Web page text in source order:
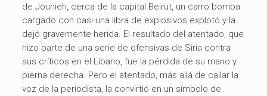
de Jounieh, cerca de la capital Beirut, un carro bomba
cargado con casi una libra de explosivos explotó y la
dejó gravemente herida. El resultado del atentado, que
hizo parte de una serie de ofensivas de Siria contra
sus críticos en el Líbano, fue la pérdida de su mano y
pierna derecha. Pero el atentado, más allá de callar la
voz de la periodista, la convirtió en un símbolo de